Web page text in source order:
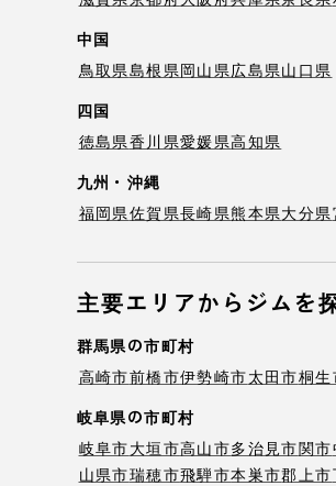
中国
鳥取県島根県岡山県広島県山口県
四国
徳島県香川県愛媛県高知県
九州・沖縄
福岡県佐賀県長崎県熊本県大分県
主要エリアからジムを
群馬県の市町村
高崎市前橋市伊勢崎市太田市桐生
岐阜県の市町村
岐阜市大垣市高山市多治見市関市
山県市瑞穂市飛騨市本巣市郡上市